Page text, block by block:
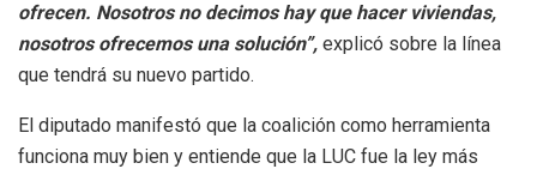
ofrecen. Nosotros no decimos hay que hacer viviendas,
nosotros ofrecemos una solución”, explicó sobre la línea
que tendrá su nuevo partido.
El diputado manifestó que la coalición como herramienta
funciona muy bien y entiende que la LUC fue la ley más